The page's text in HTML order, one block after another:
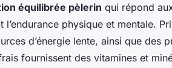
équilibrée pèlerin qui répond
physique et mentale.
d’énergie lente, ainsi que des
fournissent des vitamines et